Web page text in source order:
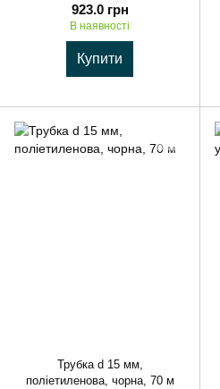
923.0 грн
В наявності
Купити
Трубка d 15 мм,
поліетиленова, чорна, 70 м